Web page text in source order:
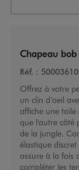
Chapeau
Réf. : 50003610
Offrez à votre
un clin d’oeil
affiche une
que l'autre côté
de la jungle.
élastique discret
assure à la fois
compléter les